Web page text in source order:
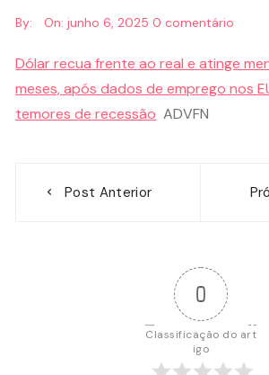
By: On:junho 6, 2025 0 comentário
Dólar recua frente ao real e atinge
meses, após dados de emprego nos
temores de recessão ADVFN
Post Anterior
0
Classificação do art
igo